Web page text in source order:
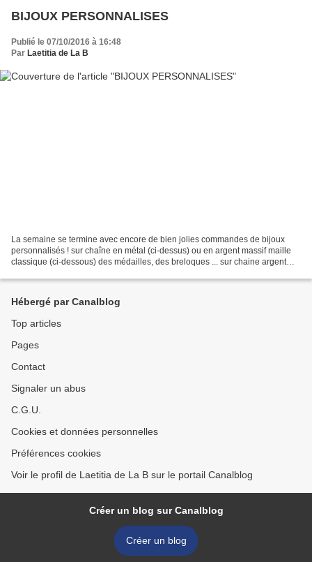
BIJOUX PERSONNALISES
Publié le 07/10/2016 à 16:48
Par Laetitia de La B
La semaine se termine avec encore de bien jolies commandes de bijoux
personnalisés ! sur chaîne en métal (ci-dessus) ou en argent massif maille
classique (ci-dessous) des médailles, des breloques ... sur chaine argent
Hébergé par Canalblog
Top articles
Pages
Contact
Signaler un abus
C.G.U.
Cookies et données personnelles
Préférences cookies
Voir le profil de Laetitia de La B sur le portail Canalblog
Créer un blog sur Canalblog
Créer un blog